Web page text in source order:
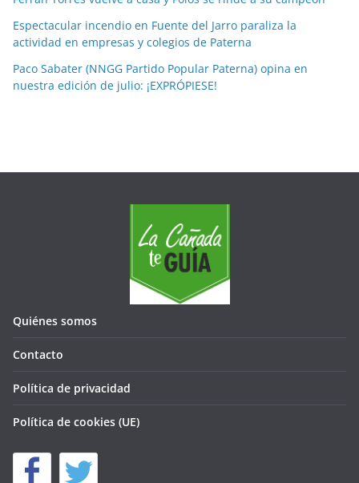
s
Espectacular incendio en Fuente del Jarro paraliza la
actividad en empresas y colegios de Paterna
Paco Sabater (NNGG Partido Popular Paterna) opina en
nuestra edición de julio: ¡EXPRÓPIESE!
Quiénes somos
Contacto
Política de privacidad
Política de cookies (UE)